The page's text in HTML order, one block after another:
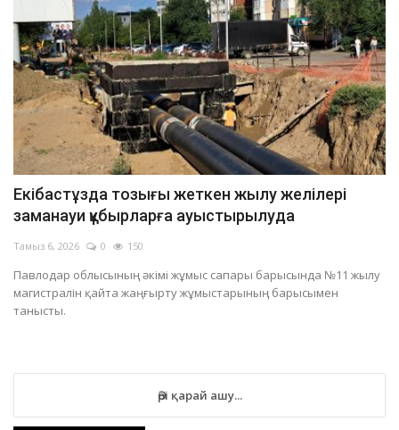
Екібастұзда тозығы жеткен жылу желілері
заманауи құбырларға ауыстырылуда
Тамыз 6, 2026 0 150
Павлодар облысының әкімі жұмыс сапары барысында №11 жылу
магистралін қайта жаңғырту жұмыстарының барысымен
танысты.
Әрі қарай ашу...